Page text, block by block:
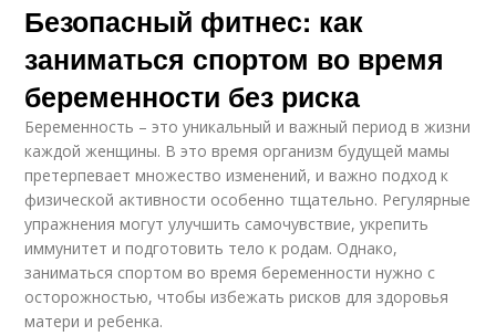
Безопасный фитнес: как
заниматься спортом во время
беременности без риска
Беременность – это уникальный и важный период в жизни
каждой женщины. В это время организм будущей мамы
претерпевает множество изменений, и важно подход к
физической активности особенно тщательно. Регулярные
упражнения могут улучшить самочувствие, укрепить
иммунитет и подготовить тело к родам. Однако,
заниматься спортом во время беременности нужно с
осторожностью, чтобы избежать рисков для здоровья
матери и ребенка.